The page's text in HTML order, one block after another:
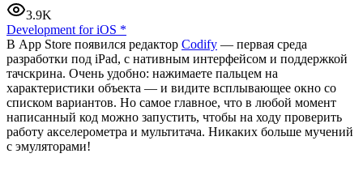
3.9K
Development for iOS *
В App Store появился редактор Codify — первая среда
разработки под iPad, с нативным интерфейсом и поддержкой
тачскрина. Очень удобно: нажимаете пальцем на
характеристики объекта — и видите всплывающее окно со
списком вариантов. Но самое главное, что в любой момент
написанный код можно запустить, чтобы на ходу проверить
работу акселерометра и мультитача. Никаких больше мучений
с эмуляторами!